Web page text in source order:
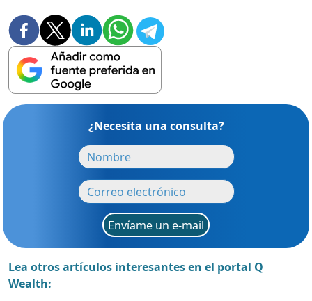
¿Necesita una consulta?
Envíame un e-mail
Lea otros artículos interesantes en el portal Q
Wealth: